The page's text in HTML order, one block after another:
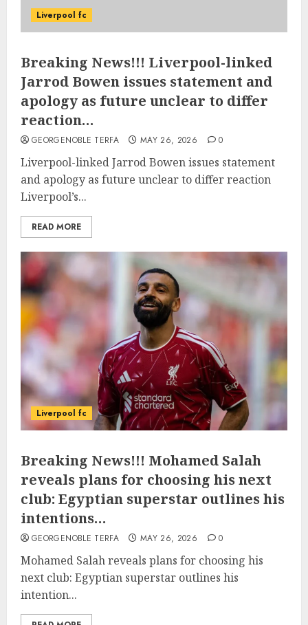
Liverpool fc
Breaking News!!! Liverpool-linked
Jarrod Bowen issues statement and
apology as future unclear to differ
reaction…
GEORGENOBLE TERFA MAY 26, 2026 0
Liverpool-linked Jarrod Bowen issues statement
and apology as future unclear to differ reaction
Liverpool’s...
READ MORE
Liverpool fc
Breaking News!!! Mohamed Salah
reveals plans for choosing his next
club: Egyptian superstar outlines his
intentions…
GEORGENOBLE TERFA MAY 26, 2026 0
Mohamed Salah reveals plans for choosing his
next club: Egyptian superstar outlines his
intention...